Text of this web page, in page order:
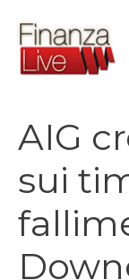
contenuto
AIG
sui